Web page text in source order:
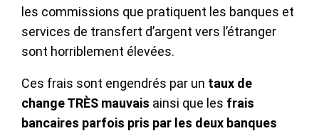
les commissions que pratiquent les banques et
services de transfert d’argent vers l’étranger
sont horriblement élevées.
Ces frais sont engendrés par un taux de
change TRÈS mauvais ainsi que les frais
bancaires parfois pris par les deux banques